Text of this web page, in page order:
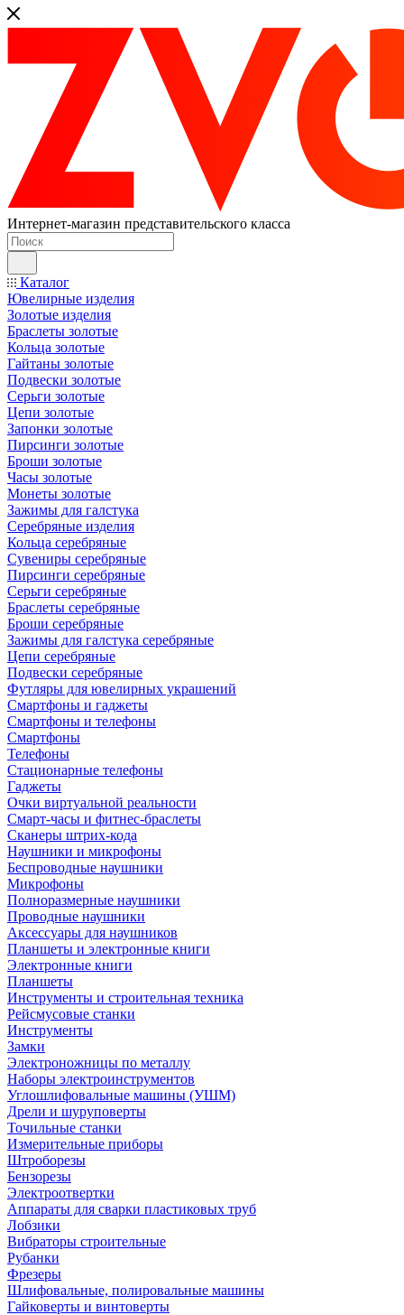
Интернет-магазин представительского класса
Каталог
Ювелирные изделия
Золотые изделия
Браслеты золотые
Кольца золотые
Гайтаны золотые
Подвески золотые
Серьги золотые
Цепи золотые
Запонки золотые
Пирсинги золотые
Броши золотые
Часы золотые
Монеты золотые
Зажимы для галстука
Серебряные изделия
Кольца серебряные
Сувениры серебряные
Пирсинги серебряные
Серьги серебряные
Браслеты серебряные
Броши серебряные
Зажимы для галстука серебряные
Цепи серебряные
Подвески серебряные
Футляры для ювелирных украшений
Смартфоны и гаджеты
Смартфоны и телефоны
Смартфоны
Телефоны
Стационарные телефоны
Гаджеты
Очки виртуальной реальности
Смарт-часы и фитнес-браслеты
Сканеры штрих-кода
Наушники и микрофоны
Беспроводные наушники
Микрофоны
Полноразмерные наушники
Проводные наушники
Аксессуары для наушников
Планшеты и электронные книги
Электронные книги
Планшеты
Инструменты и строительная техника
Рейсмусовые станки
Инструменты
Замки
Электроножницы по металлу
Наборы электроинструментов
Углошлифовальные машины (УШМ)
Дрели и шуруповерты
Точильные станки
Измерительные приборы
Штроборезы
Бензорезы
Электроотвертки
Аппараты для сварки пластиковых труб
Лобзики
Вибраторы строительные
Рубанки
Фрезеры
Шлифовальные, полировальные машины
Гайковерты и винтоверты